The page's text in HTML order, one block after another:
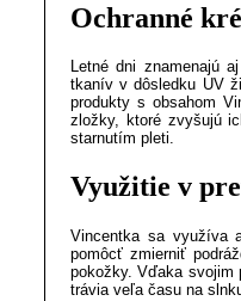
Ochranné
Letné dni znamenajú
tkanív v dôsledku UV
produkty s obsahom
zložky, ktoré zvyšujú
starnutím pleti.
Využitie v
Vincentka sa využíva
pomôcť zmierniť
pokožky. Vďaka svojim
trávia veľa času na